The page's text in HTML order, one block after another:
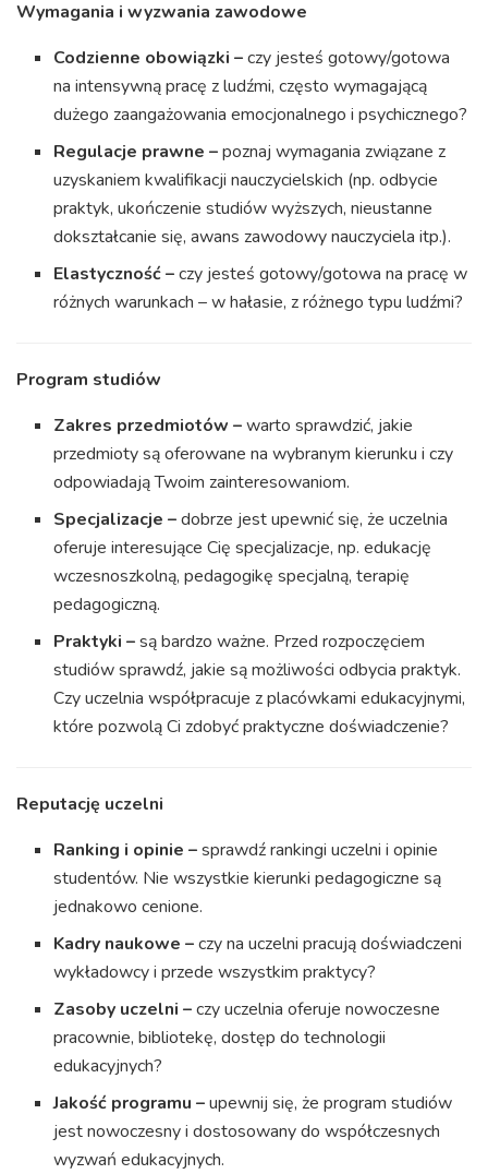
Wymagania i wyzwania zawodowe
Codzienne obowiązki –czy jesteś gotowy/gotowa
na intensywną pracę z ludźmi, często wymagającą
dużego zaangażowania emocjonalnego i psychicznego?
Regulacje prawne –poznaj wymagania związane z
uzyskaniem kwalifikacji nauczycielskich (np. odbycie
praktyk, ukończenie studiów wyższych, nieustanne
dokształcanie się, awans zawodowy nauczyciela itp.).
Elastyczność –czy jesteś gotowy/gotowa na pracę w
różnych warunkach – w hałasie, z różnego typu ludźmi?
Program studiów
Zakres przedmiotów –warto sprawdzić, jakie
przedmioty są oferowane na wybranym kierunku i czy
odpowiadają Twoim zainteresowaniom.
Specjalizacje –dobrze jest upewnić się, że uczelnia
oferuje interesujące Cię specjalizacje, np. edukację
wczesnoszkolną, pedagogikę specjalną, terapię
pedagogiczną.
Praktyki –są bardzo ważne. Przed rozpoczęciem
studiów sprawdź, jakie są możliwości odbycia praktyk.
Czy uczelnia współpracuje z placówkami edukacyjnymi,
które pozwolą Ci zdobyć praktyczne doświadczenie?
Reputację uczelni
Ranking i opinie –sprawdź rankingi uczelni i opinie
studentów. Nie wszystkie kierunki pedagogiczne są
jednakowo cenione.
Kadry naukowe –czy na uczelni pracują doświadczeni
wykładowcy i przede wszystkim praktycy?
Zasoby uczelni –czy uczelnia oferuje nowoczesne
pracownie, bibliotekę, dostęp do technologii
edukacyjnych?
Jakość programu –upewnij się, że program studiów
jest nowoczesny i dostosowany do współczesnych
wyzwań edukacyjnych.